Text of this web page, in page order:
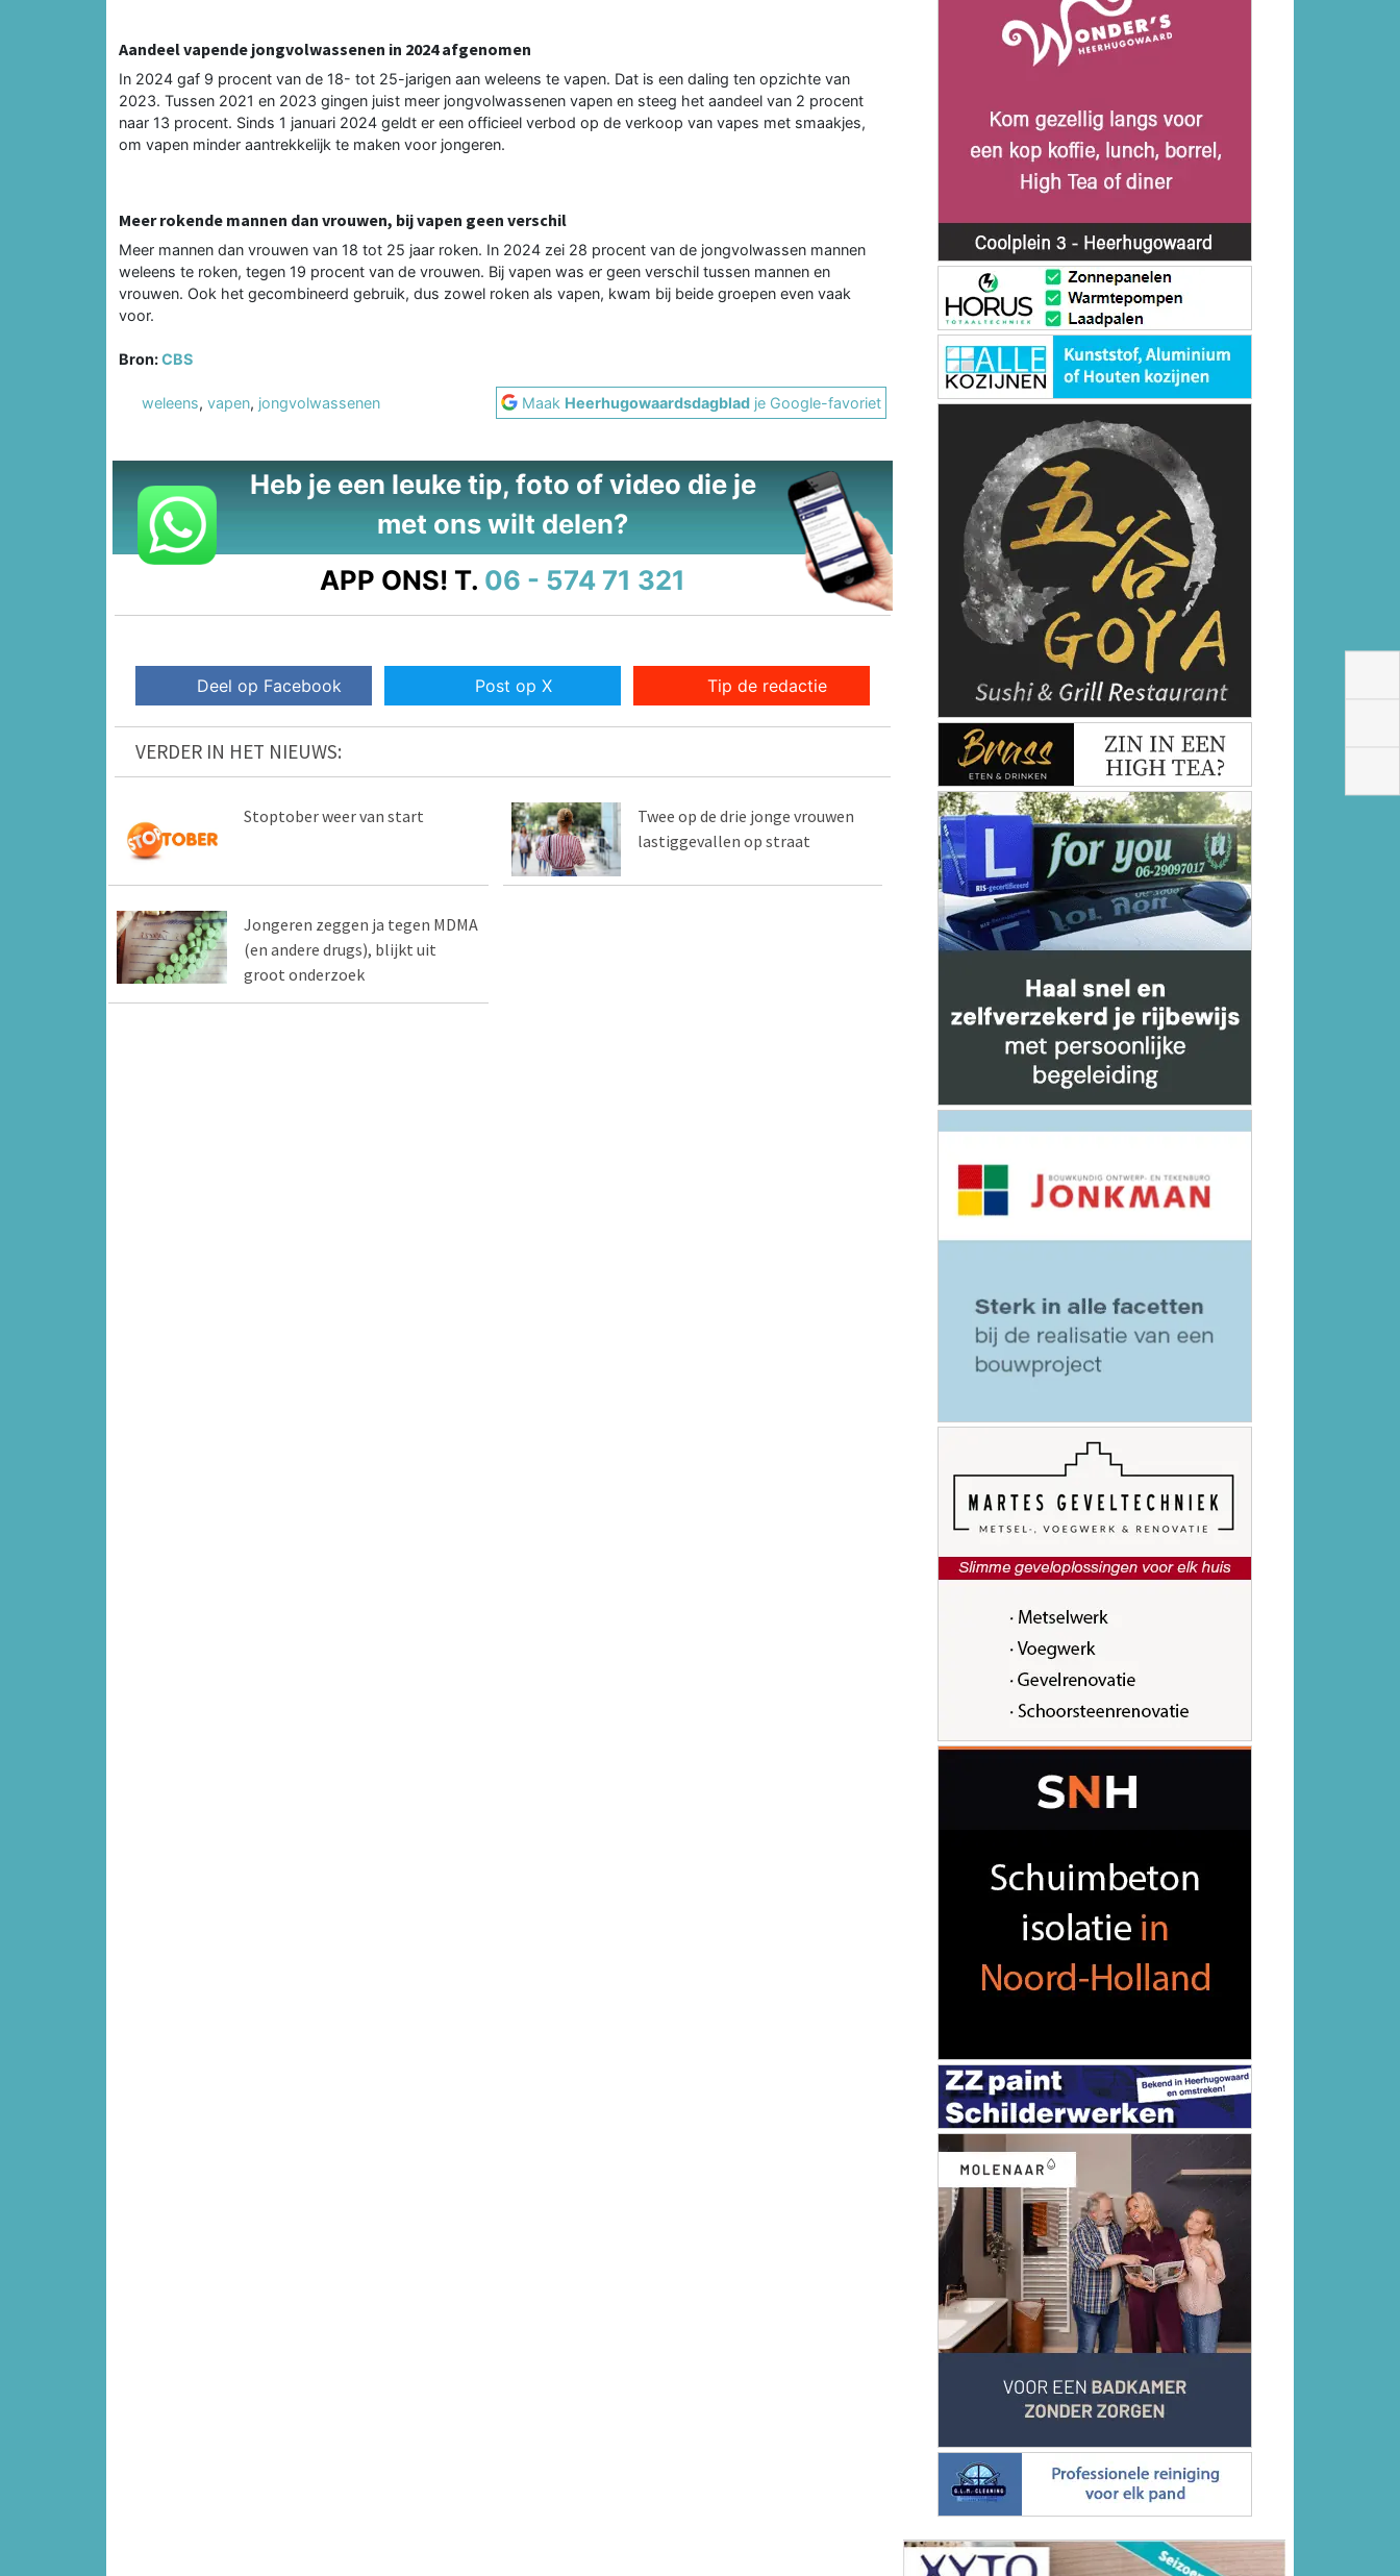
Aandeel vapende jongvolwassenen in 2024 afgenomen
In 2024 gaf 9 procent van de 18- tot 25-jarigen aan weleens te vapen. Dat is een daling ten opzichte van
2023. Tussen 2021 en 2023 gingen juist meer jongvolwassenen vapen en steeg het aandeel van 2 procent
naar 13 procent. Sinds 1 januari 2024 geldt er een officieel verbod op de verkoop van vapes met smaakjes,
om vapen minder aantrekkelijk te maken voor jongeren.
Meer rokende mannen dan vrouwen, bij vapen geen verschil
Meer mannen dan vrouwen van 18 tot 25 jaar roken. In 2024 zei 28 procent van de jongvolwassen mannen
weleens te roken, tegen 19 procent van de vrouwen. Bij vapen was er geen verschil tussen mannen en
vrouwen. Ook het gecombineerd gebruik, dus zowel roken als vapen, kwam bij beide groepen even vaak
voor.
Bron:CBS
weleens, vapen, jongvolwassenen Maak Heerhugowaardsdagblad je Google-favoriet
Heb je een leuke tip, foto of video die je
met ons wilt delen?
APP ONS! T. 06 - 574 71 321
Deel op Facebook Post op X Tip de redactie
VERDER IN HET NIEUWS:
Stoptober weer van start
Twee op de drie jonge vrouwen
lastiggevallen op straat
Jongeren zeggen ja tegen MDMA
(en andere drugs), blijkt uit
groot onderzoek